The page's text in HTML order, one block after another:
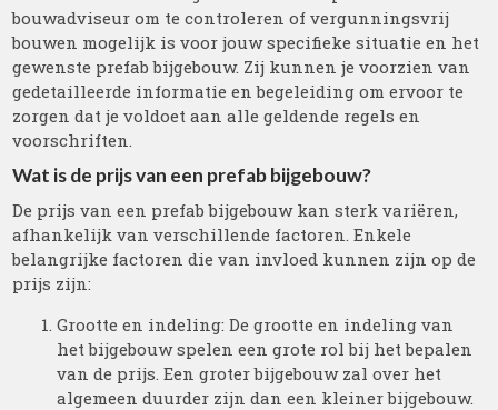
bouwadviseur om te controleren of vergunningsvrij
bouwen mogelijk is voor jouw specifieke situatie en het
gewenste prefab bijgebouw. Zij kunnen je voorzien van
gedetailleerde informatie en begeleiding om ervoor te
zorgen dat je voldoet aan alle geldende regels en
voorschriften.
Wat is de prijs van een prefab bijgebouw?
De prijs van een prefab bijgebouw kan sterk variëren,
afhankelijk van verschillende factoren. Enkele
belangrijke factoren die van invloed kunnen zijn op de
prijs zijn:
Grootte en indeling: De grootte en indeling van
het bijgebouw spelen een grote rol bij het bepalen
van de prijs. Een groter bijgebouw zal over het
algemeen duurder zijn dan een kleiner bijgebouw.